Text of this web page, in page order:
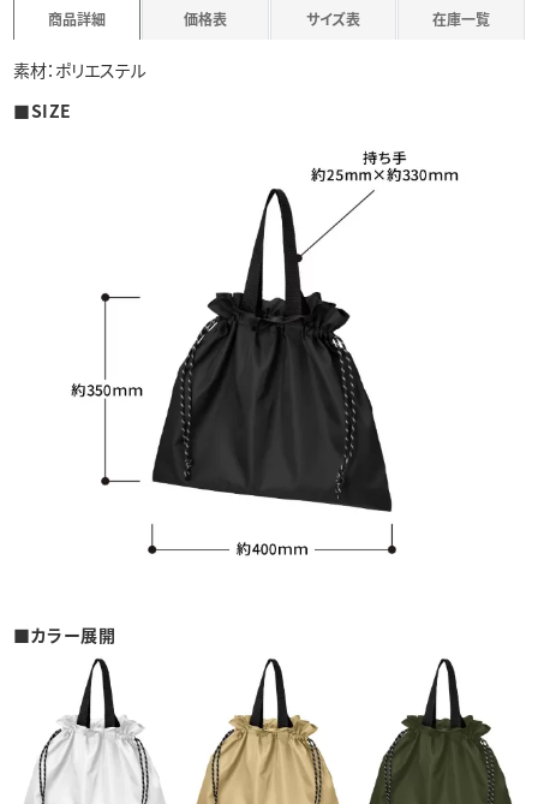
商品詳細 価格表 サイズ表 在庫一覧
素材：ポリエステル
■SIZE
■カラー展開